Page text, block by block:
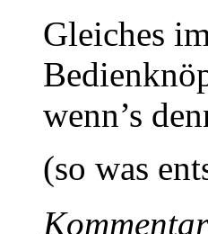
Gleiches
wenn’s
(so was